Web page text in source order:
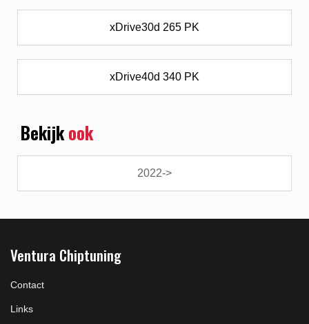
xDrive30d 265 PK
xDrive40d 340 PK
Bekijkook
2022->
Ventura Chiptuning
Contact
Links